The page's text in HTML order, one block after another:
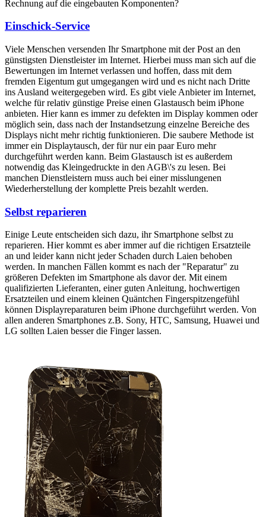
Rechnung auf die eingebauten Komponenten?
Einschick-Service
Viele Menschen versenden Ihr Smartphone mit der Post an den
günstigsten Dienstleister im Internet. Hierbei muss man sich auf die
Bewertungen im Internet verlassen und hoffen, dass mit dem
fremden Eigentum gut umgegangen wird und es nicht nach Dritte
ins Ausland weitergegeben wird. Es gibt viele Anbieter im Internet,
welche für relativ günstige Preise einen Glastausch beim iPhone
anbieten. Hier kann es immer zu defekten im Display kommen oder
möglich sein, dass nach der Instandsetzung einzelne Bereiche des
Displays nicht mehr richtig funktionieren. Die saubere Methode ist
immer ein Displaytausch, der für nur ein paar Euro mehr
durchgeführt werden kann. Beim Glastausch ist es außerdem
notwendig das Kleingedruckte in den AGB\'s zu lesen. Bei
manchen Dienstleistern muss auch bei einer misslungenen
Wiederherstellung der komplette Preis bezahlt werden.
Selbst reparieren
Einige Leute entscheiden sich dazu, ihr Smartphone selbst zu
reparieren. Hier kommt es aber immer auf die richtigen Ersatzteile
an und leider kann nicht jeder Schaden durch Laien behoben
werden. In manchen Fällen kommt es nach der "Reparatur" zu
größeren Defekten im Smartphone als davor der. Mit einem
qualifizierten Lieferanten, einer guten Anleitung, hochwertigen
Ersatzteilen und einem kleinen Quäntchen Fingerspitzengefühl
können Displayreparaturen beim iPhone durchgeführt werden. Von
allen anderen Smartphones z.B. Sony, HTC, Samsung, Huawei und
LG sollten Laien besser die Finger lassen.